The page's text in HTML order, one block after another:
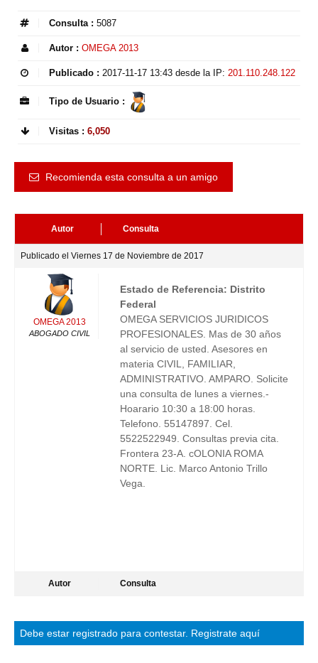
Consulta : 5087
Autor : OMEGA 2013
Publicado : 2017-11-17 13:43 desde la IP: 201.110.248.122
Tipo de Usuario :
Visitas : 6,050
Recomienda esta consulta a un amigo
Autor Consulta
Publicado el Viernes 17 de Noviembre de 2017
OMEGA 2013
ABOGADO CIVIL
Estado de Referencia: Distrito
Federal
OMEGA SERVICIOS JURIDICOS
PROFESIONALES. Mas de 30 años
al servicio de usted. Asesores en
materia CIVIL, FAMILIAR,
ADMINISTRATIVO. AMPARO. Solicite
una consulta de lunes a viernes.-
Hoarario 10:30 a 18:00 horas.
Telefono. 55147897. Cel.
5522522949. Consultas previa cita.
Frontera 23-A. cOLONIA ROMA
NORTE. Lic. Marco Antonio Trillo
Vega.
Autor Consulta
Debe estar registrado para contestar. Registrate aquí